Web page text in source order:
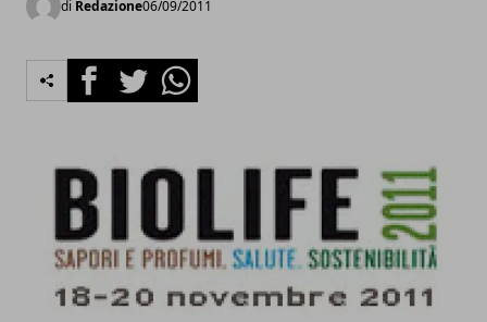
di Redazione06/09/2011
FacebookTwitterWhatsapp